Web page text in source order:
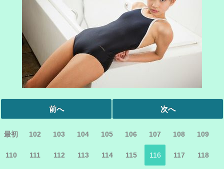
前へ 次へ
最初 102 103 104 105 106 107 108 109
110 111 112 113 114 115 116 117 118